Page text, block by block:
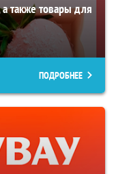
также товары для
ПОДРОБНЕЕ